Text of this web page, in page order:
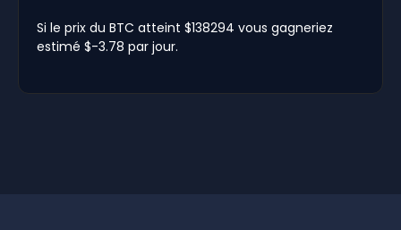
Si le prix du BTC atteint $138294 vous gagneriez
estimé $-3.78 par jour.